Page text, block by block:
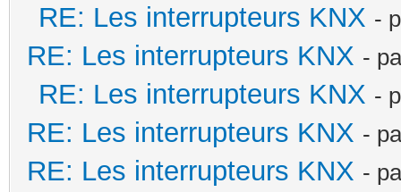
RE: Les interrupteurs KNX -
RE: Les interrupteurs KNX -
RE: Les interrupteurs KNX -
RE: Les interrupteurs KNX -
RE: Les interrupteurs KNX -